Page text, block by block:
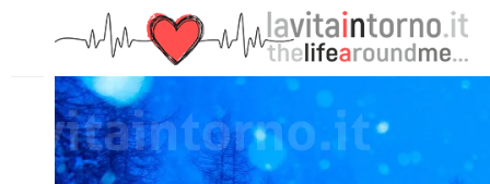
PRECEDENTE: A LAKE LIKE A MIRROR #2